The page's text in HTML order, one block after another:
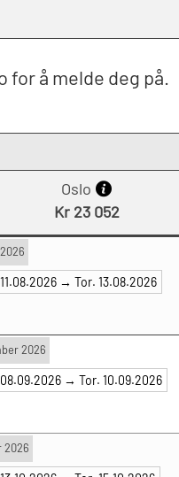
for å melde deg på.
Oslo
Kr 23 052
→ Tor. 13.08.2026
2026
→ Tor. 10.09.2026
2026